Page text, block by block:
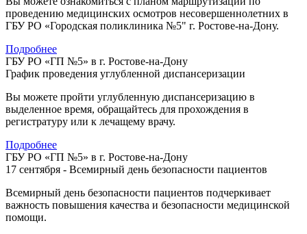
проведению медицинских осмотров несовершеннолетних в
ГБУ РО «Городская поликлиника №5" г. Ростове-на-Дону.
Подробнее
ГБУ РО «ГП №5» в г. Ростове-на-Дону
График проведения углубленной диспансеризации
Вы можете пройти углубленную диспансеризацию в
выделенное время, обращайтесь для прохождения в
регистратуру или к лечащему врачу.
Подробнее
ГБУ РО «ГП №5» в г. Ростове-на-Дону
17 сентября - Всемирный день безопасности пациентов
Всемирный день безопасности пациентов подчеркивает
важность повышения качества и безопасности медицинской
помощи.